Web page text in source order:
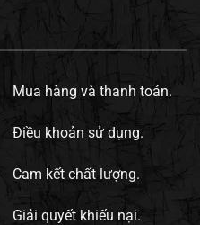
Mua hàng và thanh toán.
Điều khoản sử dụng.
Cam kết chất lượng.
Giải quyết khiếu nại.